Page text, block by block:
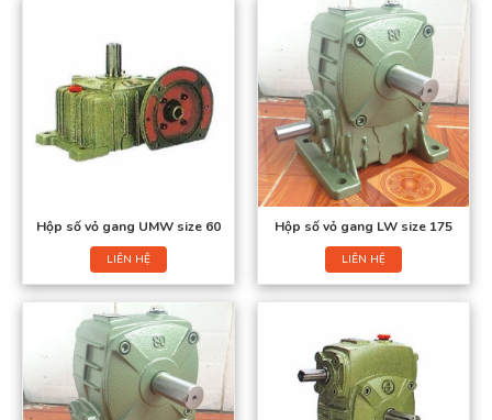
Hộp số vỏ gang UMW size 60
LIÊN HỆ
Hộp số vỏ gang LW size 175
LIÊN HỆ